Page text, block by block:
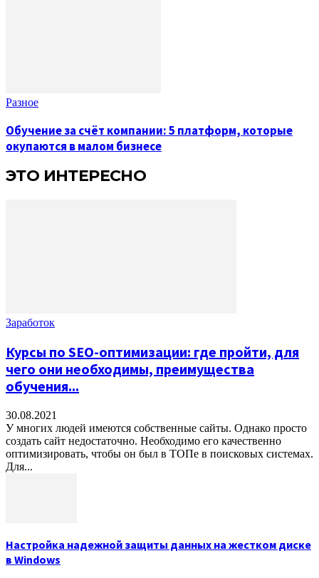
Разное
Обучение за счёт компании: 5 платформ, которые
окупаются в малом бизнесе
ЭТО ИНТЕРЕСНО
Заработок
Курсы по SEO-оптимизации: где пройти, для
чего они необходимы, преимущества
обучения...
30.08.2021
У многих людей имеются собственные сайты. Однако просто
создать сайт недостаточно. Необходимо его качественно
оптимизировать, чтобы он был в ТОПе в поисковых системах.
Для...
Настройка надежной защиты данных на жестком диске
в Windows